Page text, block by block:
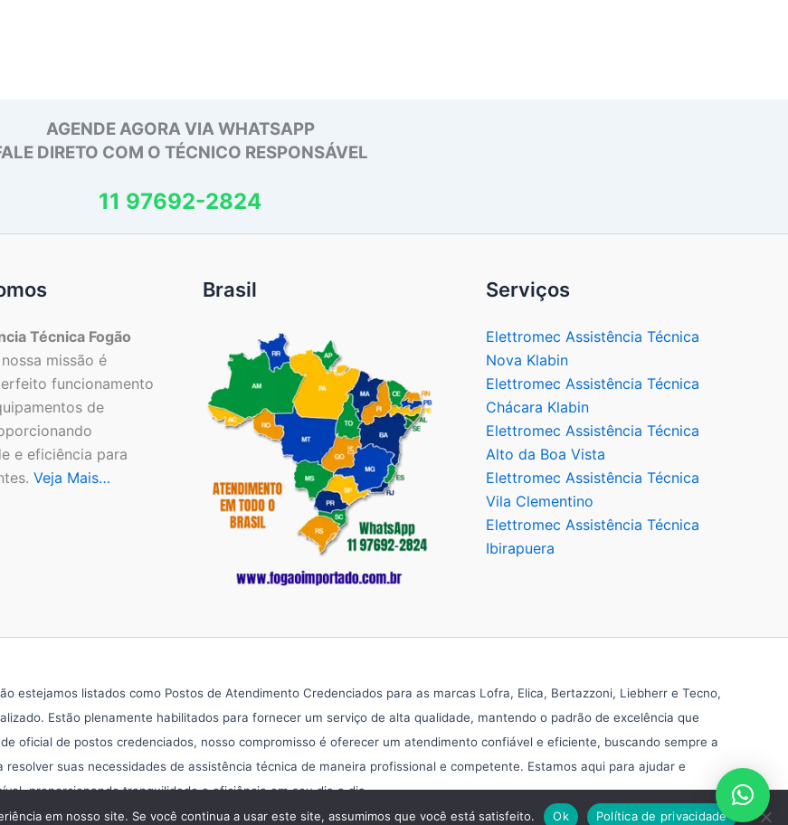
AGENDE AGORA VIA WHATSAPP
DIRETO COM O TÉCNICO RESPONSÁVEL
11 97692-2824
Técnica Fogão
missão é
funcionamento
de
e eficiência para
Veja Mais…
Brasil Serviços
Elettromec Assistência Técnica
Nova Klabin
Elettromec Assistência Técnica
Chácara Klabin
Elettromec Assistência Técnica
Alto da Boa Vista
Elettromec Assistência Técnica
Vila Clementino
Elettromec Assistência Técnica
Ibirapuera
estejamos listados como Postos de Atendimento Credenciados para as marcas Lofra, Elica, Bertazzoni, Liebherr e Tecno,
Estão plenamente habilitados para fornecer um serviço de alta qualidade, mantendo o padrão de excelência que
oficial de postos credenciados, nosso compromisso é oferecer um atendimento confiável e eficiente, buscando sempre a
suas necessidades de assistência técnica de maneira profissional e competente. Estamos aqui para ajudar e
proporcionando tranquilidade e eficiência em seu dia a dia.
Copyright © 2026 Assistência Fogão Importado
em nosso site. Se você continua a usar este site, assumimos que você está satisfeito. Ok Política de privacidade